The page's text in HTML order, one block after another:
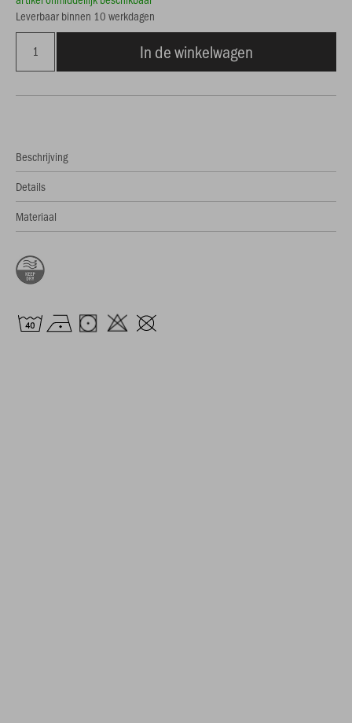
Leverbaar binnen 10 werkdagen
In de winkelwagen
Beschrijving
Details
Materiaal